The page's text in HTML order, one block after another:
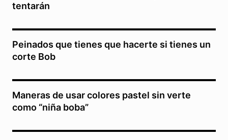
tentarán
Peinados que tienes que hacerte si tienes un
corte Bob
Maneras de usar colores pastel sin verte
como “niña boba”